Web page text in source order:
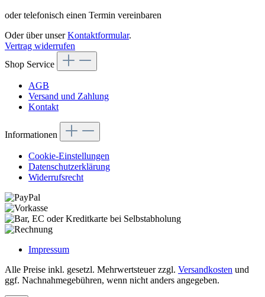
oder telefonisch einen Termin vereinbaren
Oder über unserKontaktformular.
Vertrag widerrufen
Shop Service
AGB
Versand und Zahlung
Kontakt
Informationen
Cookie-Einstellungen
Datenschutzerklärung
Widerrufsrecht
Impressum
Alle Preise inkl. gesetzl. Mehrwertsteuer zzgl. Versandkosten und
ggf. Nachnahmegebühren, wenn nicht anders angegeben.